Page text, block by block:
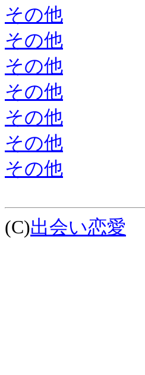
その他
その他
その他
その他
その他
その他
その他
(C)出会い恋愛